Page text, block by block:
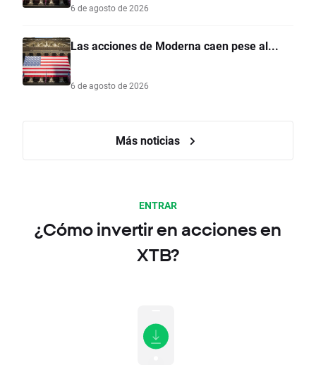
6 de agosto de 2026
Las acciones de Moderna caen pese al...
6 de agosto de 2026
Más noticias
ENTRAR
¿Cómo invertir en acciones en
XTB?